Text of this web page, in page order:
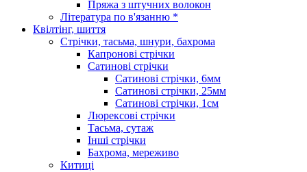
Пряжа з штучних волокон
Література по в'язанню *
Квілтінг, шиття
Стрічки, тасьма, шнури, бахрома
Капронові стрічки
Сатинові стрічки
Сатинові стрічки, 6мм
Сатинові стрічки, 25мм
Сатинові стрічки, 1см
Люрексові стрічки
Тасьма, сутаж
Інші стрічки
Бахрома, мереживо
Китиці